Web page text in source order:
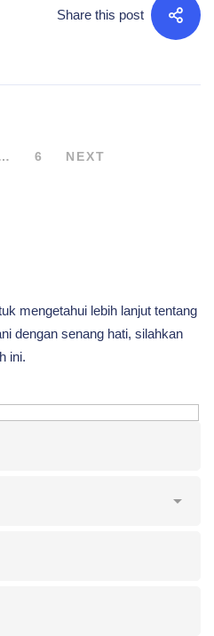
Share this post
6 NEXT
mengetahui lebih lanjut tentang
dengan senang hati, silahkan
ini.